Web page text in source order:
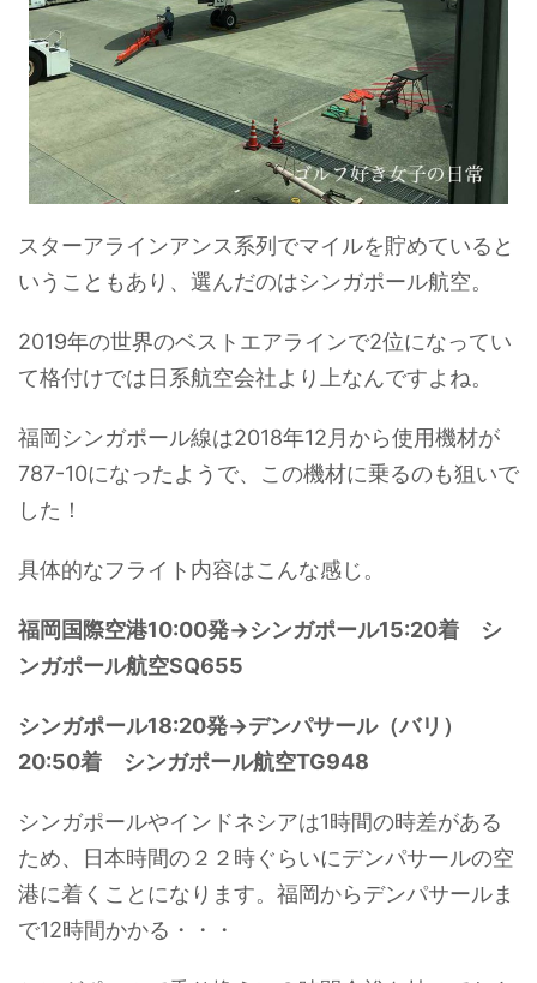
スターアラインアンス系列でマイルを貯めていると
いうこともあり、選んだのはシンガポール航空。
2019年の世界のベストエアラインで2位になってい
て格付けでは日系航空会社より上なんですよね。
福岡シンガポール線は2018年12月から使用機材が
787-10になったようで、この機材に乗るのも狙いで
した！
具体的なフライト内容はこんな感じ。
福岡国際空港10:00発→シンガポール15:20着 シ
ンガポール航空SQ655
シンガポール18:20発→デンパサール（バリ）
20:50着 シンガポール航空TG948
シンガポールやインドネシアは1時間の時差がある
ため、日本時間の２２時ぐらいにデンパサールの空
港に着くことになります。福岡からデンパサールま
で12時間かかる・・・